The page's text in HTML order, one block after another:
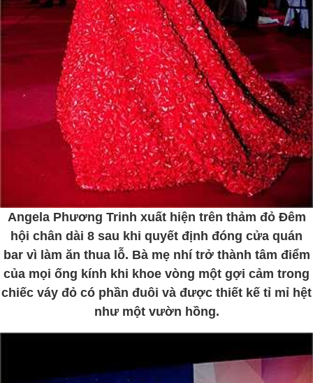
Angela Phương Trinh xuất hiện trên thảm đỏ Đêm
hội chân dài 8 sau khi quyết định đóng cửa quán
bar vì làm ăn thua lỗ. Bà mẹ nhí trở thành tâm điểm
của mọi ống kính khi khoe vòng một gợi cảm trong
chiếc váy đỏ có phần đuôi và được thiết kế tỉ mỉ hệt
như một vườn hồng.